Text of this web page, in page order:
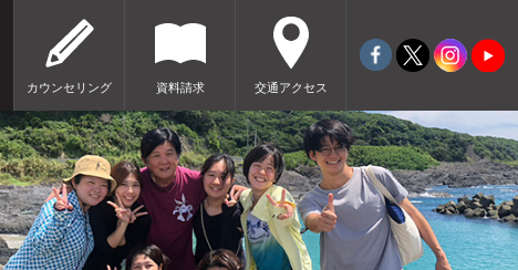
カウンセリング 資料請求 交通アクセス